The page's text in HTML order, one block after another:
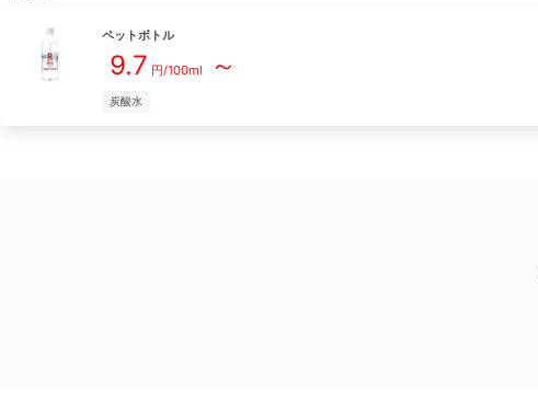
ペットボトル
9.7 円/100ml ～
炭酸水